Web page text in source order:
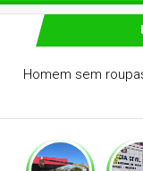
Homem sem